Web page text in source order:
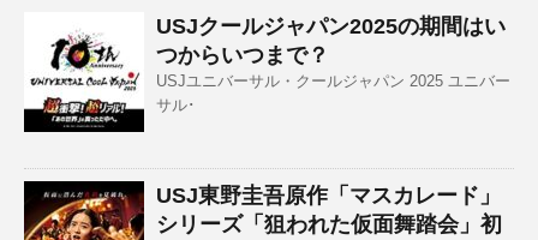
USJクールジャパン2025の期間はい
つからいつまで？
USJユニバーサル・クールジャパン 2025 ユニバー
サル･
USJ東野圭吾原作「マスカレード」
シリーズ「狙われた仮面舞踏会」初